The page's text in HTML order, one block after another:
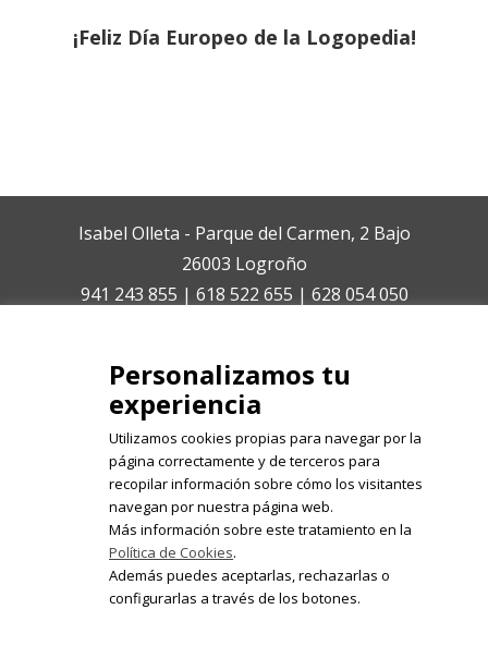
¡Feliz Día Europeo de la Logopedia!
Isabel Olleta - Parque del Carmen, 2 Bajo
26003 Logroño
941 243 855 | 618 522 655 | 628 054 050
Registrate en nuestro boletín de
noticias
Personalizamos tu
experiencia
Utilizamos cookies propias para navegar por la
página correctamente y de terceros para
recopilar información sobre cómo los visitantes
navegan por nuestra página web.
Más información sobre este tratamiento en la
Política de Cookies.
Además puedes aceptarlas, rechazarlas o
configurarlas a través de los botones.